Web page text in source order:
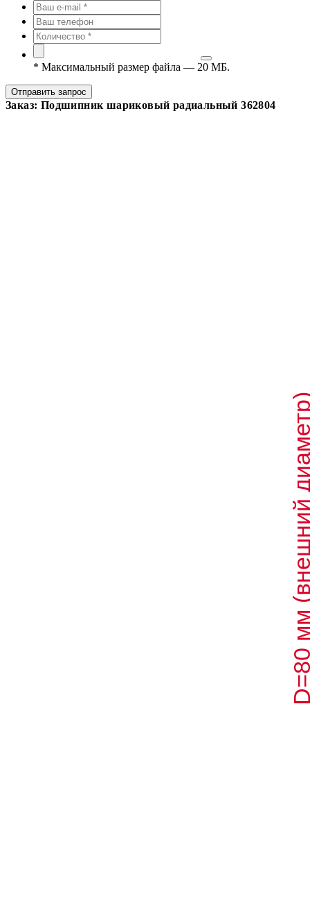
* Максимальный размер файла — 20 МБ.
Отправить запрос
Заказ: Подшипник шариковый радиальный 362804